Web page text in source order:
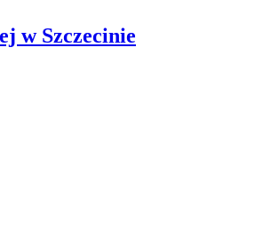
w Szczecinie